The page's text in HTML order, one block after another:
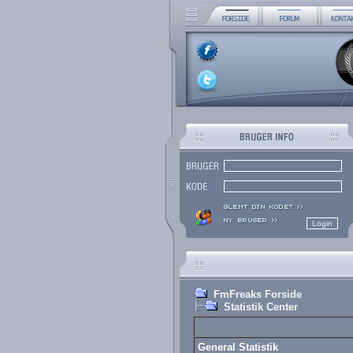
FmFreaks Forside
Statistik Center
General Statistik